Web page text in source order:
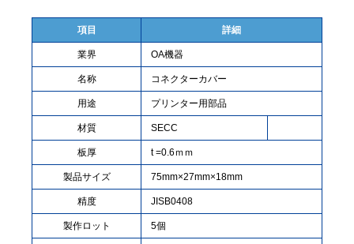
項目 詳細
業界 OA機器
名称 コネクターカバー
用途 プリンター用部品
材質 SECC
板厚 t =0.6ｍｍ
製品サイズ 75mm×27mm×18mm
精度 JISB0408
製作ロット 5個